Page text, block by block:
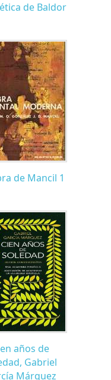
de Baldor
de Mancil 1
años de
Gabriel
Márquez